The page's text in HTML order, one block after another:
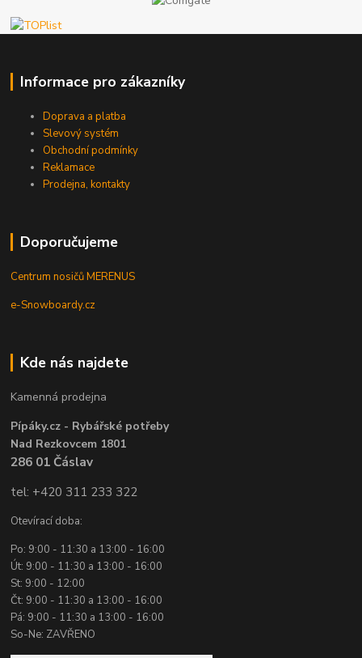
Informace pro zákazníky
Doprava a platba
Slevový systém
Obchodní podmínky
Reklamace
Prodejna, kontakty
Doporučujeme
Centrum nosičů MERENUS
e-Snowboardy.cz
Kde nás najdete
Kamenná prodejna
Pípáky.cz - Rybářské potřeby
Nad Rezkovcem 1801
286 01 Čáslav
tel: +420 311 233 322
Otevírací doba:
Po: 9:00 - 11:30 a 13:00 - 16:00
Út: 9:00 - 11:30 a 13:00 - 16:00
St: 9:00 - 12:00
Čt: 9:00 - 11:30 a 13:00 - 16:00
Pá: 9:00 - 11:30 a 13:00 - 16:00
So-Ne: ZAVŘENO